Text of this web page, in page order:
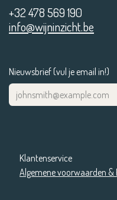
+32 478 569 190
info@wijninzicht.be
Nieuwsbrief (vul je email in!)
Klantenservice
Algemene voorwaarden &